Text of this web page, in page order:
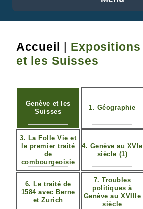
Accueil Expositions
et les Suisses
Genève et les
Suisses
1. Géographie
3. La Folle Vie et
le premier traité
de
combourgeoisie
4. Genève au XVIe
siècle (1)
6. Le traité de
1584 avec Berne
et Zurich
7. Troubles
politiques à
Genève au XVIIIe
siècle